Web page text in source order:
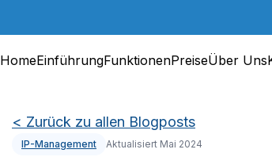
HomeEinführungFunktionenPreiseÜber Uns
< Zurück zu allen Blogposts
IP-Management Aktualisiert Mai 2024